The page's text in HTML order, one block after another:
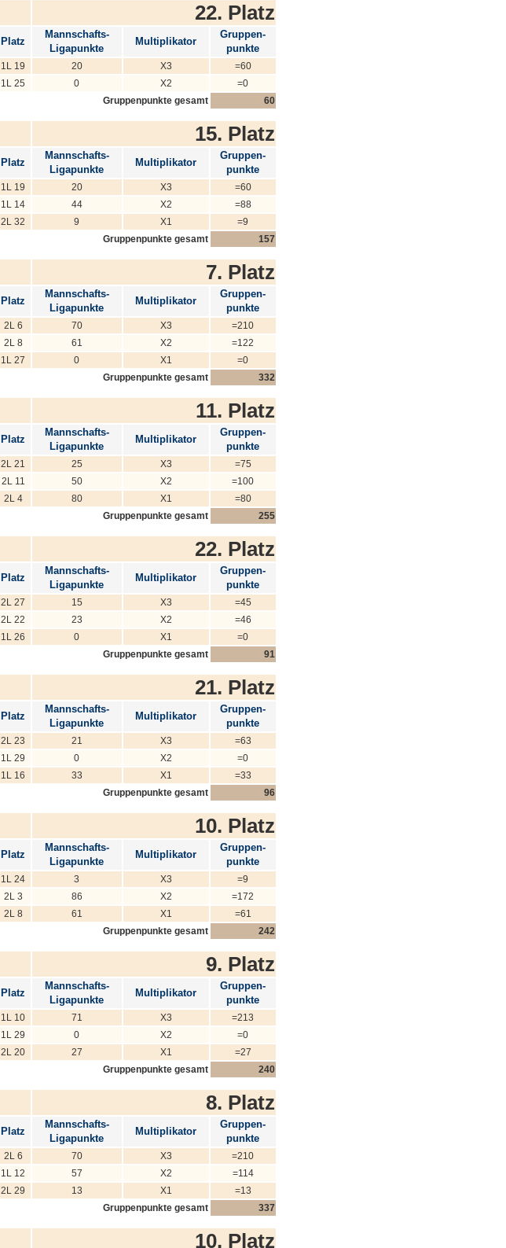
22. Platz
Platz
Mannschafts-
Ligapunkte
Multiplikator
Gruppen-
punkte
1L 19 20 X3
=60
1L 25 0 X2
=0
Gruppenpunkte gesamt
60
15. Platz
Platz
Mannschafts-
Ligapunkte
Multiplikator
Gruppen-
punkte
1L 19 20 X3
=60
1L 14 44 X2
=88
2L 32 9 X1
=9
Gruppenpunkte gesamt
157
7. Platz
Platz
Mannschafts-
Ligapunkte
Multiplikator
Gruppen-
punkte
2L 6 70 X3
=210
2L 8 61 X2
=122
1L 27 0 X1
=0
Gruppenpunkte gesamt
332
11. Platz
Platz
Mannschafts-
Ligapunkte
Multiplikator
Gruppen-
punkte
2L 21 25 X3
=75
2L 11 50 X2
=100
2L 4 80 X1
=80
Gruppenpunkte gesamt
255
22. Platz
Platz
Mannschafts-
Ligapunkte
Multiplikator
Gruppen-
punkte
2L 27 15 X3
=45
2L 22 23 X2
=46
1L 26 0 X1
=0
Gruppenpunkte gesamt
91
21. Platz
Platz
Mannschafts-
Ligapunkte
Multiplikator
Gruppen-
punkte
2L 23 21 X3
=63
1L 29 0 X2
=0
1L 16 33 X1
=33
Gruppenpunkte gesamt
96
10. Platz
Platz
Mannschafts-
Ligapunkte
Multiplikator
Gruppen-
punkte
1L 24 3 X3
=9
2L 3 86 X2
=172
2L 8 61 X1
=61
Gruppenpunkte gesamt
242
9. Platz
Platz
Mannschafts-
Ligapunkte
Multiplikator
Gruppen-
punkte
1L 10 71 X3
=213
1L 29 0 X2
=0
2L 20 27 X1
=27
Gruppenpunkte gesamt
240
8. Platz
Platz
Mannschafts-
Ligapunkte
Multiplikator
Gruppen-
punkte
2L 6 70 X3
=210
1L 12 57 X2
=114
2L 29 13 X1
=13
Gruppenpunkte gesamt
337
10. Platz